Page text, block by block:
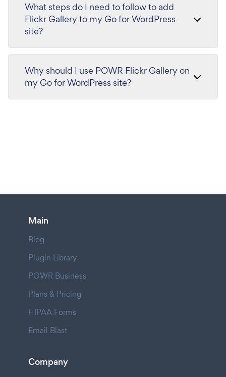
What steps do I need to follow to add
Flickr Gallery to my Go for WordPress
site?
Why should I use POWR Flickr Gallery on
my Go for WordPress site?
Main
Blog
Plugin Library
POWR Business
Plans & Pricing
HIPAA Forms
Email Blast
Company